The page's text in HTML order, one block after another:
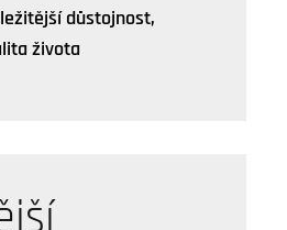
důstojnost,
života